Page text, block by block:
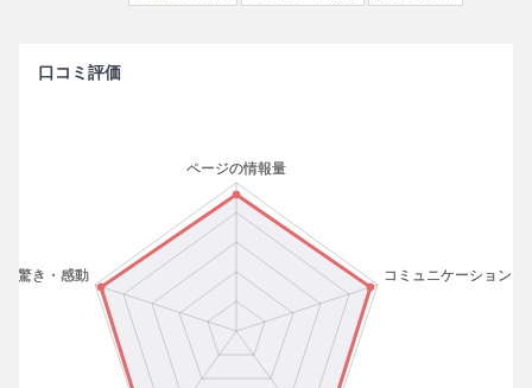
口コミ評価